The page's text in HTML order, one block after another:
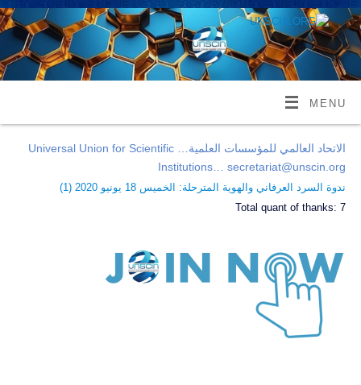
MENU
الاتحاد العالمي للمؤسسات العلمية… Universal Union for Scientific
Institutions… secretariat@unscin.org
ندوة السرد العرفاني والهوية المترحلة: الخميس 18 يونيو 2020 ( 1
)
Total quant of thanks:7